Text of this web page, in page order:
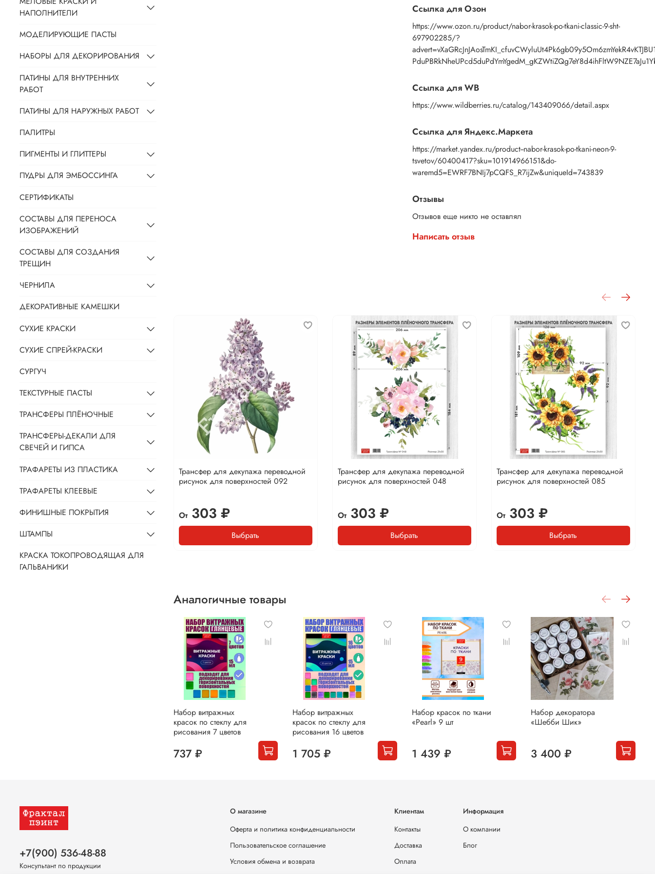
Ссылка для Озон
https://www.ozon.ru/product/nabor-krasok-po-tkani-classic-9-sht-
697902285/?
Ссылка для WB
https://www.wildberries.ru/catalog/143409066/detail.aspx
Ссылка для Яндекс.Маркета
https://market.yandex.ru/product--nabor-krasok-po-tkani-neon-9-
tsvetov/60400417?sku=101914966151&do-
waremd5=EWRF7BNIj7pCQFS_R7ijZw&uniqueId=743839
Отзывы
Отзывов еще никто не оставлял
Написать отзыв
Трансфер для декупажа переводной
рисунок для поверхностей 092
От303 ₽
Выбрать
Трансфер для декупажа переводной
рисунок для поверхностей 048
От303 ₽
Выбрать
Трансфер для декупажа переводной
рисунок для поверхностей 085
От303 ₽
Выбрать
Аналогичные товары
Набор витражных
красок по стеклу для
рисования 7 цветов
737 ₽
Набор витражных
красок по стеклу для
рисования 16 цветов
1 705 ₽
Набор красок по ткани
«Pearl» 9 шт
1 439 ₽
Набор декоратора
«Шебби Шик»
3 400 ₽
НАПОЛНИТЕЛИ
МОДЕЛИРУЮЩИЕ ПАСТЫ
НАБОРЫ ДЛЯ ДЕКОРИРОВАНИЯ
ПАТИНЫ ДЛЯ ВНУТРЕННИХ
РАБОТ
ПАТИНЫ ДЛЯ НАРУЖНЫХ РАБОТ
ПАЛИТРЫ
ПИГМЕНТЫ И ГЛИТТЕРЫ
ПУДРЫ ДЛЯ ЭМБОССИНГА
СЕРТИФИКАТЫ
СОСТАВЫ ДЛЯ ПЕРЕНОСА
ИЗОБРАЖЕНИЙ
СОСТАВЫ ДЛЯ СОЗДАНИЯ
ТРЕЩИН
ЧЕРНИЛА
ДЕКОРАТИВНЫЕ КАМЕШКИ
СУХИЕ КРАСКИ
СУХИЕ СПРЕЙ-КРАСКИ
СУРГУЧ
ТЕКСТУРНЫЕ ПАСТЫ
ТРАНСФЕРЫ ПЛЁНОЧНЫЕ
ТРАНСФЕРЫ-ДЕКАЛИ ДЛЯ
СВЕЧЕЙ И ГИПСА
ТРАФАРЕТЫ ИЗ ПЛАСТИКА
ТРАФАРЕТЫ КЛЕЕВЫЕ
ФИНИШНЫЕ ПОКРЫТИЯ
ШТАМПЫ
КРАСКА ТОКОПРОВОДЯЩАЯ ДЛЯ
ГАЛЬВАНИКИ
О магазине
Оферта и политика конфиденциальности
Пользовательское соглашение
Условия обмена и возврата
Клиентам
Контакты
Доставка
Оплата
Информация
О компании
Блог
+7(900) 536-48-88
Консультант по продукции